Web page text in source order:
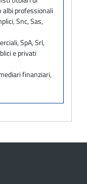
professionali
Snc, Sas,
SpA, Srl,
e privati
finanziari,